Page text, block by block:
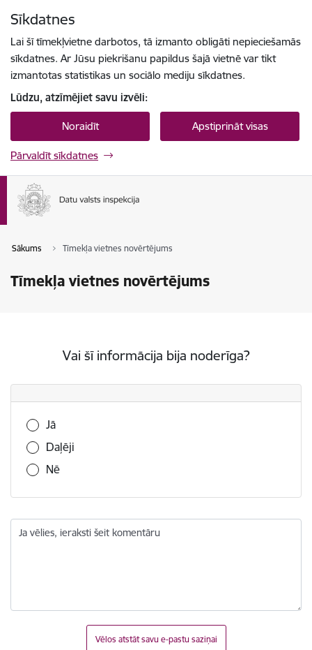
Sīkdatnes
Lai šī tīmekļvietne darbotos, tā izmanto obligāti nepieciešamās
sīkdatnes. Ar Jūsu piekrišanu papildus šajā vietnē var tikt
izmantotas statistikas un sociālo mediju sīkdatnes.
Lūdzu, atzīmējiet savu izvēli:
Noraidīt Apstiprināt visas
Pārvaldīt sīkdatnes
Sākums Tīmekļa vietnes novērtējums
Tīmekļa vietnes novērtējums
Vai šī informācija bija noderīga?
Vai šī informācija bija noderīga?
Jā
Daļēji
Nē
Ja vēlies, ieraksti šeit komentāru
Vēlos atstāt savu e-pastu saziņai